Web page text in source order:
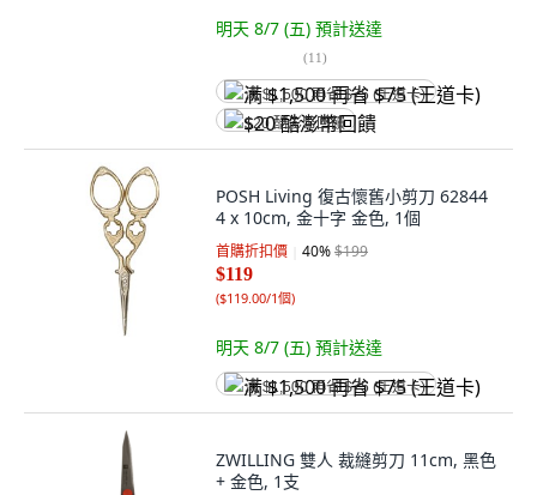
明天 8/7 (五) 預計送達
(11)
满 $1,500 再省 $75 (王道卡)
$20 酷澎幣回饋
POSH Living 復古懷舊小剪刀 62844
4 x 10cm, 金十字 金色, 1個
首購折扣價 40%$199
$119
($119.00/1個)
明天 8/7 (五) 預計送達
满 $1,500 再省 $75 (王道卡)
ZWILLING 雙人 裁縫剪刀 11cm, 黑色
+ 金色, 1支